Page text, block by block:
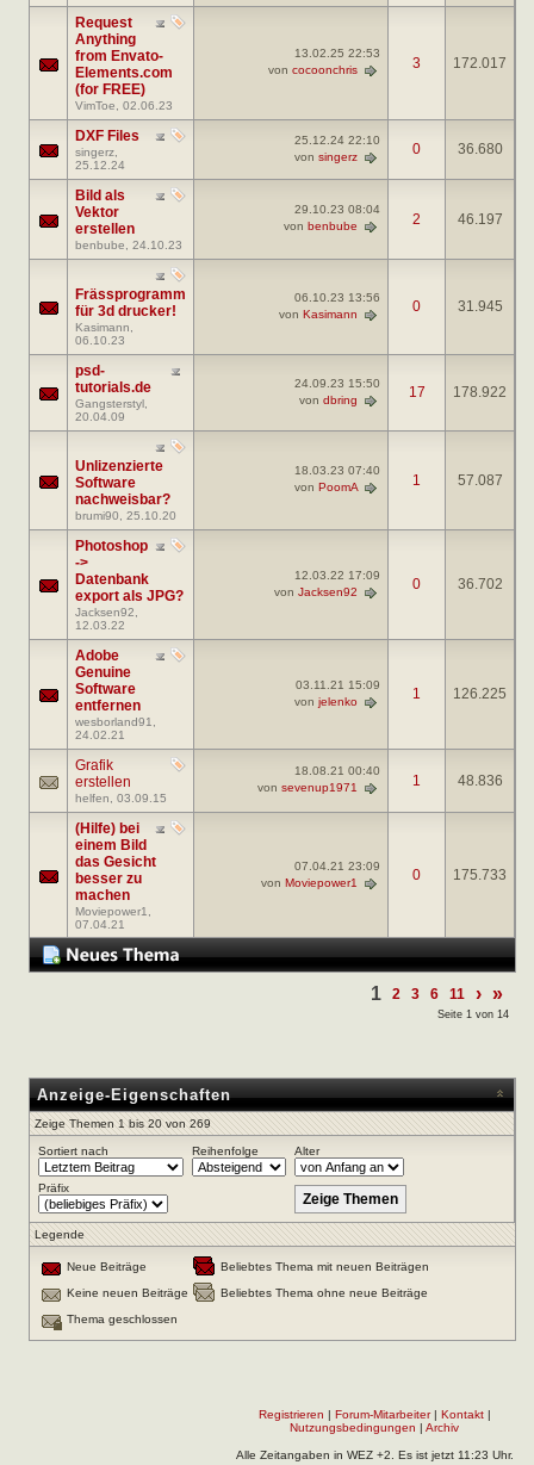
Request
Anything
from Envato-
Elements.com
(for FREE)
VimToe , 02.06.23
13.02.25 22:53
von cocoonchris 3 172.017
DXF Files
singerz
25.12.24
25.12.24 22:10
von singerz 0 36.680
Bild als
Vektor
erstellen
benbube , 24.10.23
29.10.23 08:04
von benbube 2 46.197
Frässprogramm
für 3d drucker!
Kasimann
06.10.23
06.10.23 13:56
von Kasimann 0 31.945
psd-
tutorials.de
Gangsterstyl
20.04.09
24.09.23 15:50
von dbring 17 178.922
Unlizenzierte
Software
nachweisbar?
brumi90 , 25.10.20
18.03.23 07:40
von PoomA 1 57.087
Photoshop
->
Datenbank
export als JPG?
Jacksen92
12.03.22
12.03.22 17:09
von Jacksen92 0 36.702
Adobe
Genuine
Software
entfernen
wesborland91
24.02.21
03.11.21 15:09
von jelenko 1 126.225
Grafik
erstellen
helfen , 03.09.15
18.08.21 00:40
von sevenup1971 1 48.836
(Hilfe) bei
einem Bild
das Gesicht
besser zu
machen
Moviepower1
07.04.21
07.04.21 23:09
von Moviepower1 0 175.733
1 2 3 6 11 › »
Seite 1 von 14
Anzeige-Eigenschaften
Zeige Themen 1 bis 20 von 269
Sortiert nach Reihenfolge Alter
Präfix
Legende
Neue Beiträge
Beliebtes Thema mit neuen Beiträgen
Keine neuen Beiträge
Beliebtes Thema ohne neue Beiträge
Thema geschlossen
Registrieren | Forum-Mitarbeiter| Kontakt|
Nutzungsbedingungen | Archiv
Alle Zeitangaben in WEZ +2. Es ist jetzt 11:23 Uhr.